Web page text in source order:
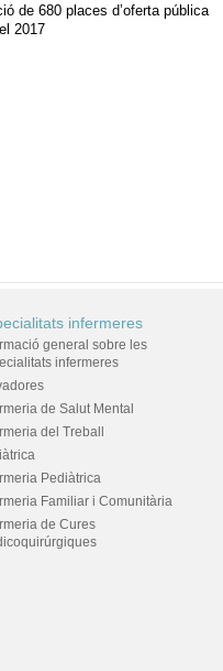
de 680 places d’oferta pública
2017
infermeres
general sobre les
infermeres
de Salut Mental
del Treball
Pediàtrica
Familiar i Comunitària
de Cures